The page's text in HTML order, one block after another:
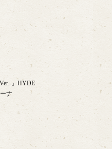
』HYDE
ナ